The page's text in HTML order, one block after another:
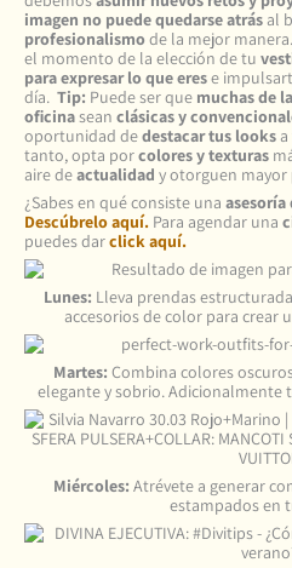
imagen no puede quedarse atrás al
profesionalismode la mejor
el momento de la elección de tu
para expresar lo que erese
día. Tip: Puede ser que muchas de
oficinasean clásicas y
oportunidad dedestacar tus looks
tanto, opta porcolores y texturas
aire deactualidad y otorguen mayor
¿Sabes en qué consiste una asesoría
Descúbrelo aquí. Para agendar una
puedes darclick aquí.
Lunes: Lleva prendas
accesorios de color para crear
Martes: Combina colores
elegante y sobrio. Adicionalmente
Miércoles: Atrévete a generar
estampados en